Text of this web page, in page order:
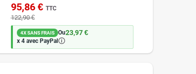
95,86 € TTC
122,90 €
4X SANS FRAIS Ou23,97 €
x 4 avec PayPal🛈